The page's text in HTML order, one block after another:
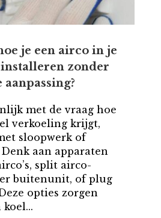
je een airco in je
zonder
met de vraag hoe
verkoeling krijgt,
sloopwerk of
aan apparaten
split airco-
buitenunit, of plug
opties zorgen